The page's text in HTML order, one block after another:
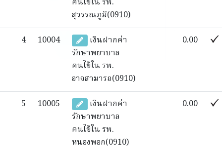
สุวรรณภูมิ(0910)
4 10004
เงินฝากค่า
รักษาพยาบาล
คนไข้ใน รพ.
อาจสามารถ(0910)
0.00
5 10005
เงินฝากค่า
รักษาพยาบาล
คนไข้ใน รพ.
หนองพอก(0910)
0.00